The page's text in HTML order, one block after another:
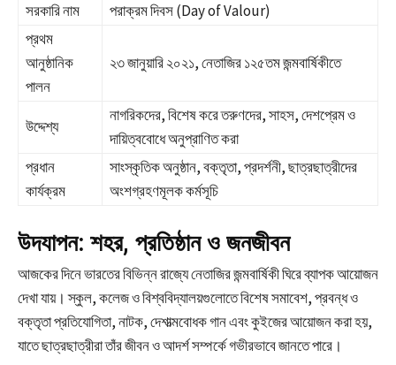
সরকারি নাম
পরাক্রম দিবস (Day of Valour)
প্রথম
আনুষ্ঠানিক
পালন
২৩ জানুয়ারি ২০২১, নেতাজির ১২৫তম জন্মবার্ষিকীতে
উদ্দেশ্য
নাগরিকদের, বিশেষ করে তরুণদের, সাহস, দেশপ্রেম ও
দায়িত্ববোধে অনুপ্রাণিত করা
প্রধান
কার্যক্রম
সাংস্কৃতিক অনুষ্ঠান, বক্তৃতা, প্রদর্শনী, ছাত্রছাত্রীদের
অংশগ্রহণমূলক কর্মসূচি
উদযাপন: শহর, প্রতিষ্ঠান ও জনজীবন
আজকের দিনে ভারতের বিভিন্ন রাজ্যে নেতাজির জন্মবার্ষিকী ঘিরে ব্যাপক আয়োজন
দেখা যায়। স্কুল, কলেজ ও বিশ্ববিদ্যালয়গুলোতে বিশেষ সমাবেশ, প্রবন্ধ ও
বক্তৃতা প্রতিযোগিতা, নাটক, দেশাত্মবোধক গান এবং কুইজের আয়োজন করা হয়,
যাতে ছাত্রছাত্রীরা তাঁর জীবন ও আদর্শ সম্পর্কে গভীরভাবে জানতে পারে।